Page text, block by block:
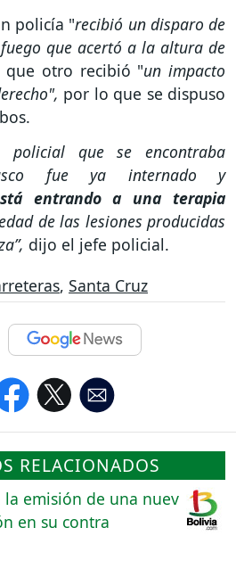
policía "recibió un disparo de
que acertó a la altura de
que otro recibió "un impacto
por lo que se dispuso
policial que se encontraba
fue ya internado y
entrando a una terapia
de las lesiones producidas
dijo el jefe policial.
, Santa Cruz
RELACIONADOS